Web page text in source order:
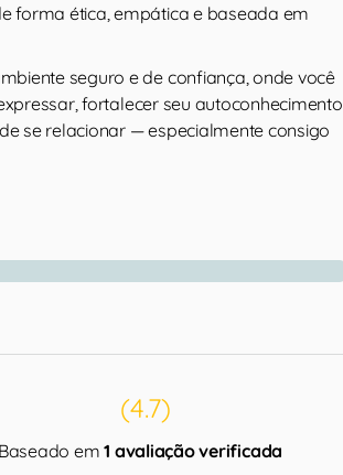
forma ética, empática e baseada em
seguro e de confiança, onde você
fortalecer seu autoconhecimento
se relacionar — especialmente consigo
(4.7)
Baseado em1 avaliação verificada